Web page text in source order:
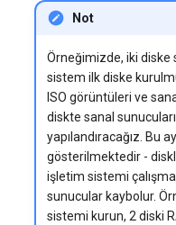
Not
Örneğimizde, iki diske
sistem ilk diske
ISO görüntüleri ve
diskte sanal
yapılandıracağız. Bu
gösterilmektedir -
işletim sistemi
sunucular kaybolur.
sistemi kurun, 2 diski